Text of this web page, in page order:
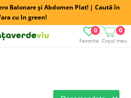
Balonare și Abdomen Plat! | Caută în
cu In green!
Favorite
0
Coșul meu
0